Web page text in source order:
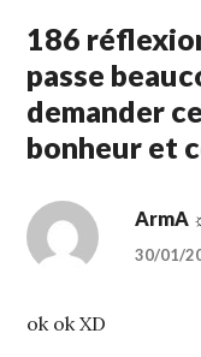
186
passe
demander
bonheur et
ArmA
30/01/
ok ok XD